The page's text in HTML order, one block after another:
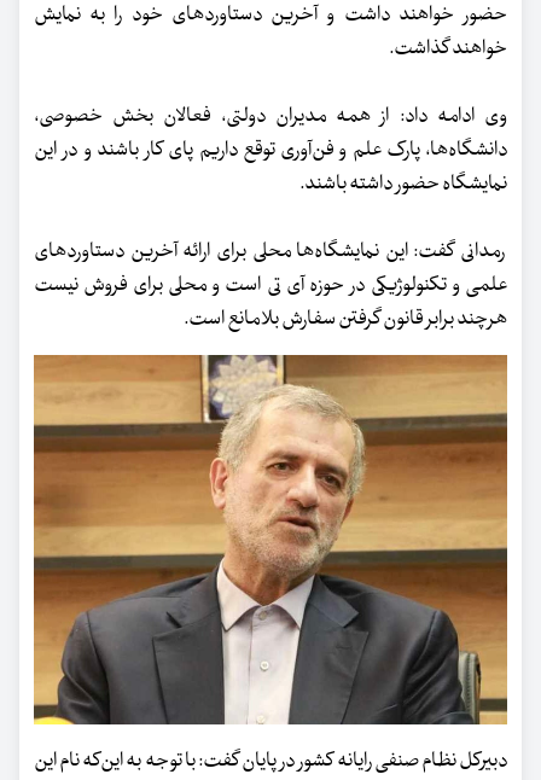
حضور خواهند داشت و آخرین دستاوردهای خود را به نمایش
خواهند گذاشت.
وی ادامه داد: از همه مدیران دولتی، فعالان بخش خصوصی،
دانشگاه‌ها، پارک علم و فن‌آوری توقع داریم پای کار باشند و در این
نمایشگاه حضور داشته باشند.
رمدانی گفت: این نمایشگاه‌ها محلی برای ارائه آخرین دستاوردهای
علمی و تکنولوژیکی در حوزه آی تی است و محلی برای فروش نیست
هرچند برابر قانون گرفتن سفارش بلامانع است.
دبیرکل نظام صنفی رایانه کشور در پایان گفت: با توجه به این‌که نام این